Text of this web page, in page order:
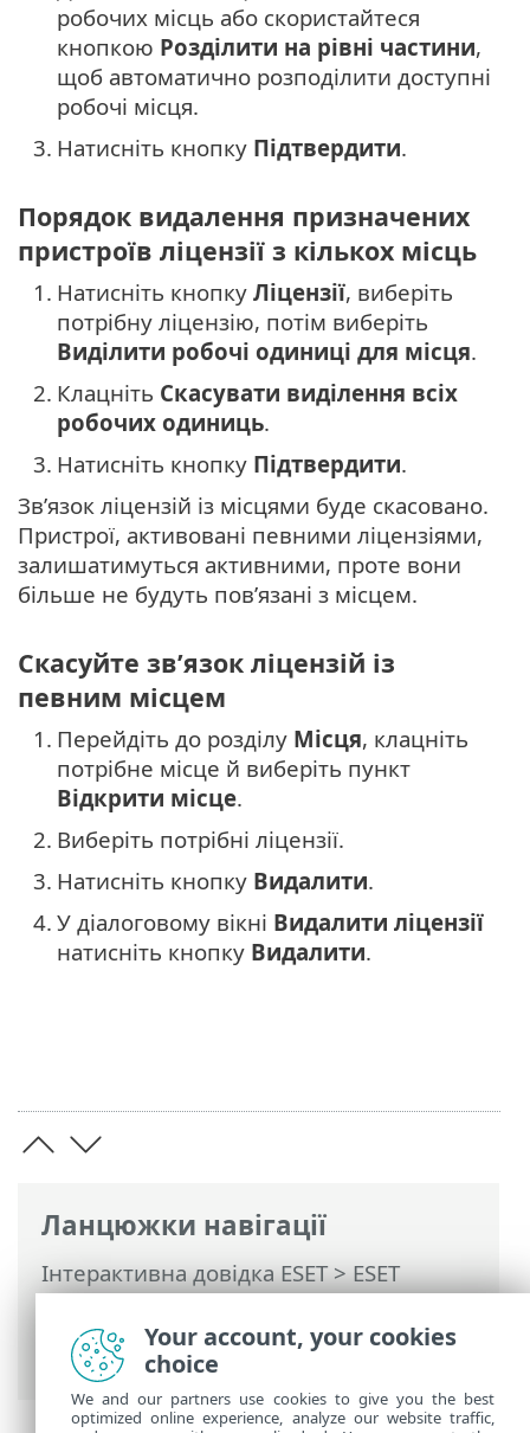
Ланцюжки навігації
Інтерактивна довідка ESET>ESET
Business Account>Використання
продукту ESET Business Account>Місця
> Виділити робочі одиниці для місця
робочих місць або скористайтеся
кнопкою Розділити на рівні частини,
щоб автоматично розподілити доступні
робочі місця.
3. Натисніть кнопку Підтвердити.
Порядок видалення призначених
пристроїв ліцензії з кількох місць
1. Натисніть кнопку Ліцензії, виберіть
потрібну ліцензію, потім виберіть
Виділити робочі одиниці для місця.
2. Клацніть Скасувати виділення всіх
робочих одиниць.
3. Натисніть кнопку Підтвердити.
Зв’язок ліцензій із місцями буде скасовано.
Пристрої, активовані певними ліцензіями,
залишатимуться активними, проте вони
більше не будуть пов’язані з місцем.
Скасуйте зв’язок ліцензій із
певним місцем
1. Перейдіть до розділу Місця, клацніть
потрібне місце й виберіть пункт
Відкрити місце.
2. Виберіть потрібні ліцензії.
3. Натисніть кнопку Видалити.
4. У діалоговому вікні Видалити ліцензії
натисніть кнопку Видалити.
Your account, your cookies
choice
We and our partners use cookies to give you the best
optimized online experience, analyze our website traffic,